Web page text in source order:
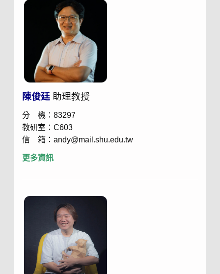
陳俊廷 助理教授
分 機：83297
教研室：C603
信 箱：andy@mail.shu.edu.tw
更多資訊